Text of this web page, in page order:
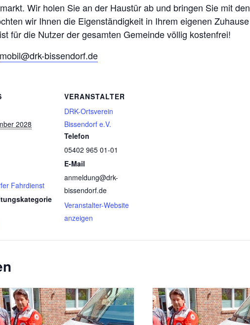
Wir holen Sie an der Haustür ab und bringen Sie mit den
wir Ihnen die Eigenständigkeit in Ihrem eigenen Zuhause
für die Nutzer der gesamten Gemeinde völlig kostenfrei!
mobil@drk-bissendorf.de
2028
Fahrdienst
VERANSTALTER
DRK-Ortsverein
Bissendorf e.V.
Telefon
05402 965 01-01
E-Mail
anmeldung@drk-
bissendorf.de
Veranstalter-Website
anzeigen